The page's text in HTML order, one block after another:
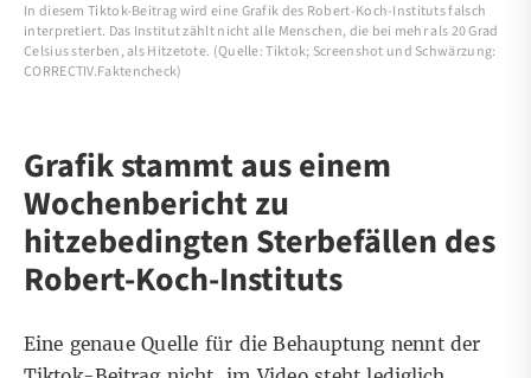
In diesem Tiktok-Beitrag wird eine Grafik des Robert-Koch-Instituts falsch
interpretiert. Das Institut zählt nicht alle Menschen, die bei mehr als 20 Grad
Celsius sterben, als Hitzetote. (Quelle: Tiktok; Screenshot und Schwärzung:
CORRECTIV.Faktencheck)
Grafik stammt aus einem
Wochenbericht zu
hitzebedingten Sterbefällen des
Robert-Koch-Instituts
Eine genaue Quelle für die Behauptung nennt der